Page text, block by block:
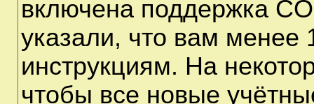
включена поддержка
указали, что вам менее
инструкциям. На
чтобы все новые